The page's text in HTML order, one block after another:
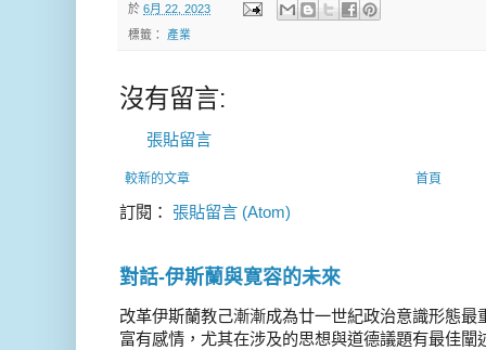
於 6月 22, 2023
標籤： 產業
沒有留言:
張貼留言
較新的文章 首頁
訂閱： 張貼留言 (Atom)
對話-伊斯蘭與寛容的未來
改革伊斯蘭教己漸漸成為廿一世紀政治意識形態
富有感情，尤其在涉及的思想與道德議題有最佳